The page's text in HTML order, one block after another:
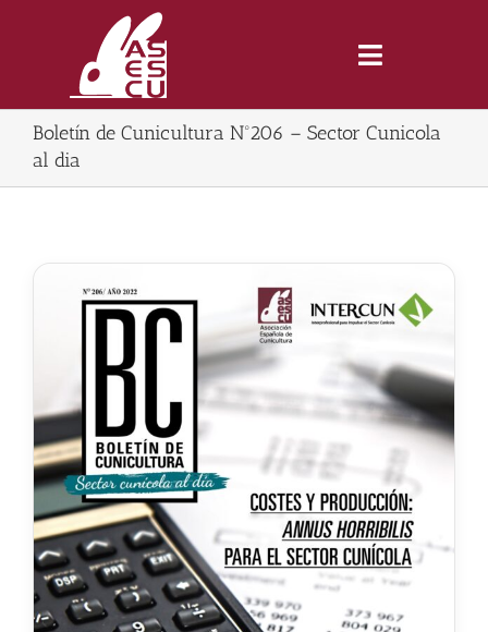
Toggle
Inicio
Tienda
Symposiums
Noticias
Hazte Socio
Boletín de Cunicultura Nº206 – Sector Cunicola
al dia